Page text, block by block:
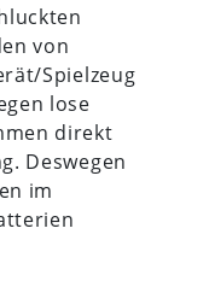
von
Spielzeug
lose
direkt
Deswegen
im